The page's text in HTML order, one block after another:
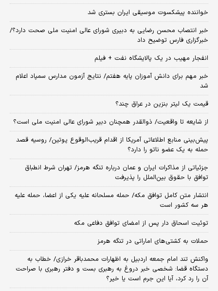
خواننده پیشکسوت موسیقی ایران بستری شد
خبر انتصاب محسن رضایی به دبیری شورای عالی امنیت ملی صحت دارد؟/
خبرگزاری فارس توضیح داد
انفجار مهیب در یک پالایشگاه نفت + فیلم
خبر مهم برای دانش آموزان پایه هفتم/ نتایج آزمون مدارس سمپاد اعلام
شد
قیمت یک لیتر بنزین در عراق چند؟
از شایعه تا واقعیت/ ذوالقدر همچنان دبیر شورای ‌عالی امنیت ملی است؟
پیش‌بینی منابع اطلاعاتی آمریکا از اقدام قریب‌الوقوع پوتین/ روسیه قصد
حمله به یک عضو ناتو را دارد؟
جزئیاتی از مذاکرات ایران و عمان درباره تنگه هرمز/ تهران شرط انطباق
توافق با حقوق بین‌الملل را پذیرفت
انتشار متن کامل توافق مکه/ حمله مسلحانه علیه یکی از اعضا، حمله علیه
هر سه کشور است
توئیت اسحاق دار پس از امضای توافق دفاعی مکه
حملات به کشتی‌های اماراتی در تنگه هرمز
واکنش تند امام جمعه اردبیل به اظهارات محمدباقر خرازی/ خطاب به
دستگاه قضا: شخصی خبر دروغ به رهبری بست و دفتر رهبری با صراحت
آن را رد کرد، آیا این جرم است یا خیر؟